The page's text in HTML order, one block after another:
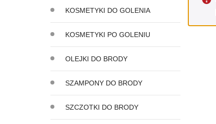
KOSMETYKI DO GOLENIA
KOSMETYKI PO GOLENIU
OLEJKI DO BRODY
SZAMPONY DO BRODY
SZCZOTKI DO BRODY